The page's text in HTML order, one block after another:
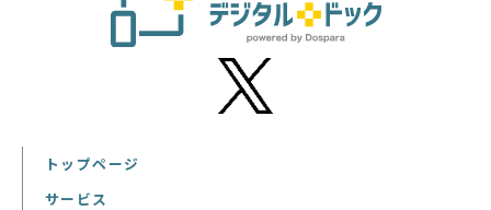
トップページ
サービス